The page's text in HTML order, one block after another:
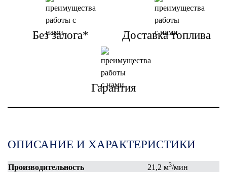
Без залога* Доставка топлива
Гарантия
ОПИСАНИЕ И ХАРАКТЕРИСТИКИ
Производительность 21,2 м3/мин